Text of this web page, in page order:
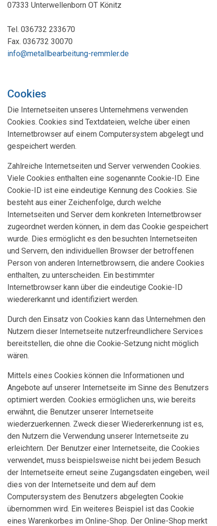
07333 Unterwellenborn OT Könitz
Tel. 036732 233670
Fax. 036732 30070
info@metallbearbeitung-remmler.de
Cookies
Die Internetseiten unseres Unternehmens verwenden
Cookies. Cookies sind Textdateien, welche über einen
Internetbrowser auf einem Computersystem abgelegt und
gespeichert werden.
Zahlreiche Internetseiten und Server verwenden Cookies.
Viele Cookies enthalten eine sogenannte Cookie-ID. Eine
Cookie-ID ist eine eindeutige Kennung des Cookies. Sie
besteht aus einer Zeichenfolge, durch welche
Internetseiten und Server dem konkreten Internetbrowser
zugeordnet werden können, in dem das Cookie gespeichert
wurde. Dies ermöglicht es den besuchten Internetseiten
und Servern, den individuellen Browser der betroffenen
Person von anderen Internetbrowsern, die andere Cookies
enthalten, zu unterscheiden. Ein bestimmter
Internetbrowser kann über die eindeutige Cookie-ID
wiedererkannt und identifiziert werden.
Durch den Einsatz von Cookies kann das Unternehmen den
Nutzern dieser Internetseite nutzerfreundlichere Services
bereitstellen, die ohne die Cookie-Setzung nicht möglich
wären.
Mittels eines Cookies können die Informationen und
Angebote auf unserer Internetseite im Sinne des Benutzers
optimiert werden. Cookies ermöglichen uns, wie bereits
erwähnt, die Benutzer unserer Internetseite
wiederzuerkennen. Zweck dieser Wiedererkennung ist es,
den Nutzern die Verwendung unserer Internetseite zu
erleichtern. Der Benutzer einer Internetseite, die Cookies
verwendet, muss beispielsweise nicht bei jedem Besuch
der Internetseite erneut seine Zugangsdaten eingeben, weil
dies von der Internetseite und dem auf dem
Computersystem des Benutzers abgelegten Cookie
übernommen wird. Ein weiteres Beispiel ist das Cookie
eines Warenkorbes im Online-Shop. Der Online-Shop merkt